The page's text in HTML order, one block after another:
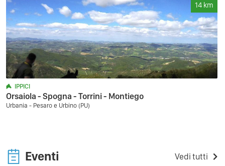
14 km
IPPICI
Orsaiola - Spogna - Torrini - Montiego
Urbania - Pesaro e Urbino (PU)
Eventi Vedi tutti